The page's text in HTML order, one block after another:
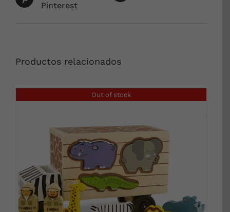
Pinterest
Productos relacionados
Out of stock
DETALLES